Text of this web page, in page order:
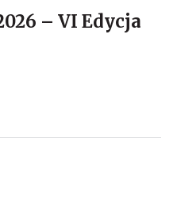
– VI Edycja